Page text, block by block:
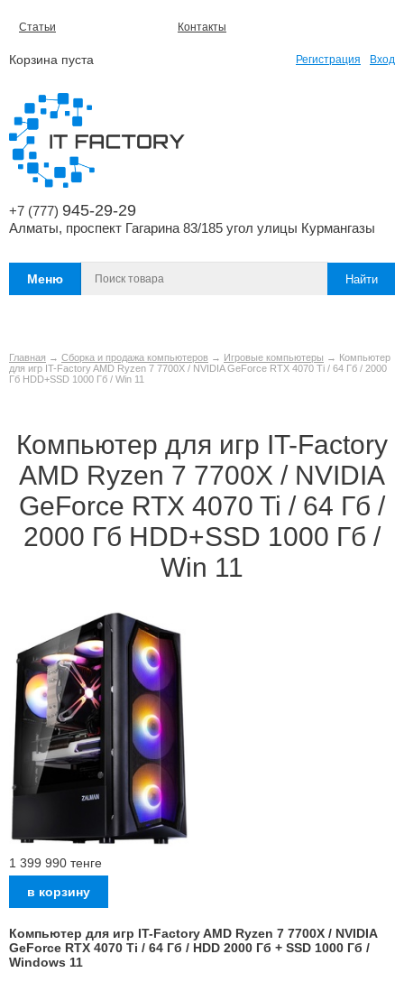
Статьи Контакты
Корзина пуста Регистрация Вход
+7 (777) 945-29-29
Алматы, проспект Гагарина 83/185 угол улицы Курмангазы
Меню
Главная → Сборка и продажа компьютеров → Игровые компьютеры → Компьютер
для игр IT-Factory AMD Ryzen 7 7700X / NVIDIA GeForce RTX 4070 Ti / 64 Гб / 2000
Гб HDD+SSD 1000 Гб / Win 11
Компьютер для игр IT-Factory
AMD Ryzen 7 7700X / NVIDIA
GeForce RTX 4070 Ti / 64 Гб /
2000 Гб HDD+SSD 1000 Гб /
Win 11
1 399 990 тенге
Компьютер для игр IT-Factory AMD Ryzen 7 7700X / NVIDIA
GeForce RTX 4070 Ti / 64 Гб / HDD 2000 Гб + SSD 1000 Гб /
Windows 11